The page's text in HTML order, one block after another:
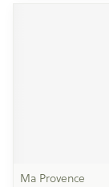
Ma Provence